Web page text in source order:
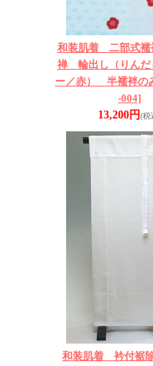
和装肌着 二部式
禅 輪出し（りんだ
ー／赤） 半襦袢
-004]
13,200円(税
和装肌着 衿付